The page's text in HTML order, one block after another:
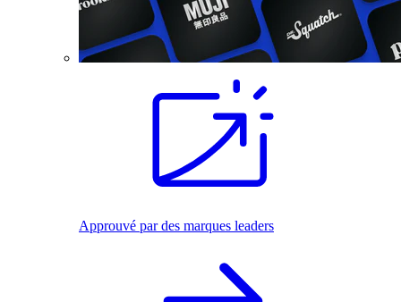
Approuvé par des marques leaders